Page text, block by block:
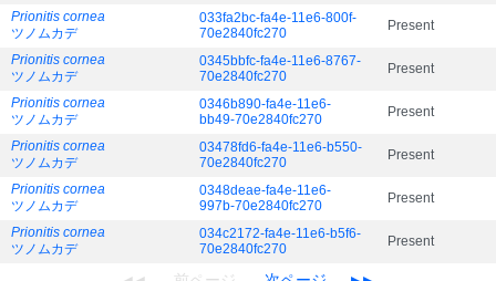
Prionitis cornea
ツノムカデ
033fa2bc-fa4e-11e6-800f-
70e2840fc270
Present
Prionitis cornea
ツノムカデ
0345bbfc-fa4e-11e6-8767-
70e2840fc270
Present
Prionitis cornea
ツノムカデ
0346b890-fa4e-11e6-
bb49-70e2840fc270
Present
Prionitis cornea
ツノムカデ
03478fd6-fa4e-11e6-b550-
70e2840fc270
Present
Prionitis cornea
ツノムカデ
0348deae-fa4e-11e6-
997b-70e2840fc270
Present
Prionitis cornea
ツノムカデ
034c2172-fa4e-11e6-b5f6-
70e2840fc270
Present